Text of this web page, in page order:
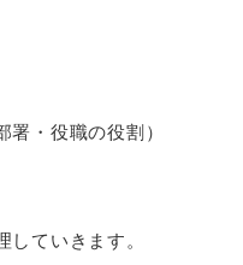
・役職の役割）
ていきます。